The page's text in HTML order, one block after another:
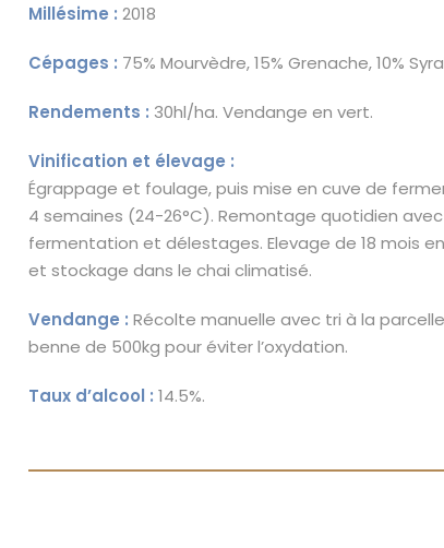
Millésime : 2018
Cépages : 75% Mourvèdre, 15% Grenache, 10%
Rendements : 30hl/ha. Vendange en vert.
Vinification et élevage :
Égrappage et foulage, puis mise en cuve de
4 semaines (24-26°C). Remontage quotidien
fermentation et délestages. Elevage de 18 mois
et stockage dans le chai climatisé.
Vendange : Récolte manuelle avec tri à la
benne de 500kg pour éviter l’oxydation.
Taux d’alcool : 14.5%.